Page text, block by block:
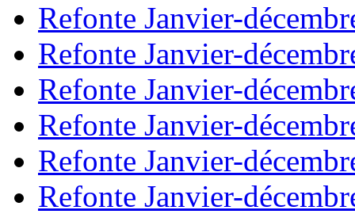
Refonte Janvier-
Refonte Janvier-
Refonte Janvier-
Refonte Janvier-
Refonte Janvier-
Refonte Janvier-